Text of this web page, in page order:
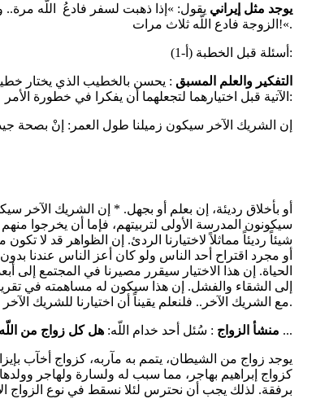
يوجد مثل إيراني يقول: »إذا ذهبت لسفر فادعُ اللّه مرة..
الزوجة فادع اللّه ثلاث مرات!«.
(أ-1) أسئلة قبل الخطبة:
التفكير والعلم المسبق : يحسن بالخطيب الذي يختار
الآتية قبل اختيارهما لتجعلهما أن يفكرا في خطورة الأمر:
* إن الشريك الآخر سيكون زميلنا طول العمر: إنْ بصحة
أو بأخلاق رديئة، إن بعلم أو بجهل. * إن الشريك الآخر
سيكونون المدرسة الأولى لتربيتهم، فإما أن يخرجوا
شيئاً رديئاً مماثلاً لاختيارنا الردئ. إن الظواهر قد لا
أو مجرد اقتراح أحد الناس ولو كان أعز الناس
الحياة. إن هذا الاختيار سيقرر مصيرنا في المجتمع إلى
إلى الشقاء والفشل. إن هذا سيكون له مساهمته في
مع الشريك الآخر.. فلنعلم يقيناً أن اختيارنا للشريك الآخر هو أعظم اختيار لنا بعد اختيار تسليم حياتنا للّه.
منشأ الزواج : سُئل أحد خدام اللّه:هل كل زواج من اللّه ؟ فأجاب: كلا، بل ...
كزواج إبراهيم بهاجر، مما سبب له ولسارة ولهاجر
برفقة. لذلك يجب أن نحترس لئلا نسقط في نوع الزواج